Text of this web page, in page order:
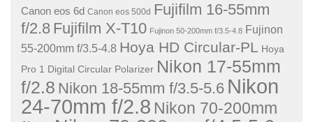
Canon eos 6d Canon eos 500d Fujifilm 16-55mm
f/2.8 Fujifilm X-T10 Fujinon 50-200mm f/3.5-4.8 Fujinon
55-200mm f/3.5-4.8 Hoya HD Circular-PL Hoya
Pro 1 Digital Circular Polarizer Nikon 17-55mm
f/2.8 Nikon 18-55mm f/3.5-5.6 Nikon
24-70mm f/2.8 Nikon 70-200mm